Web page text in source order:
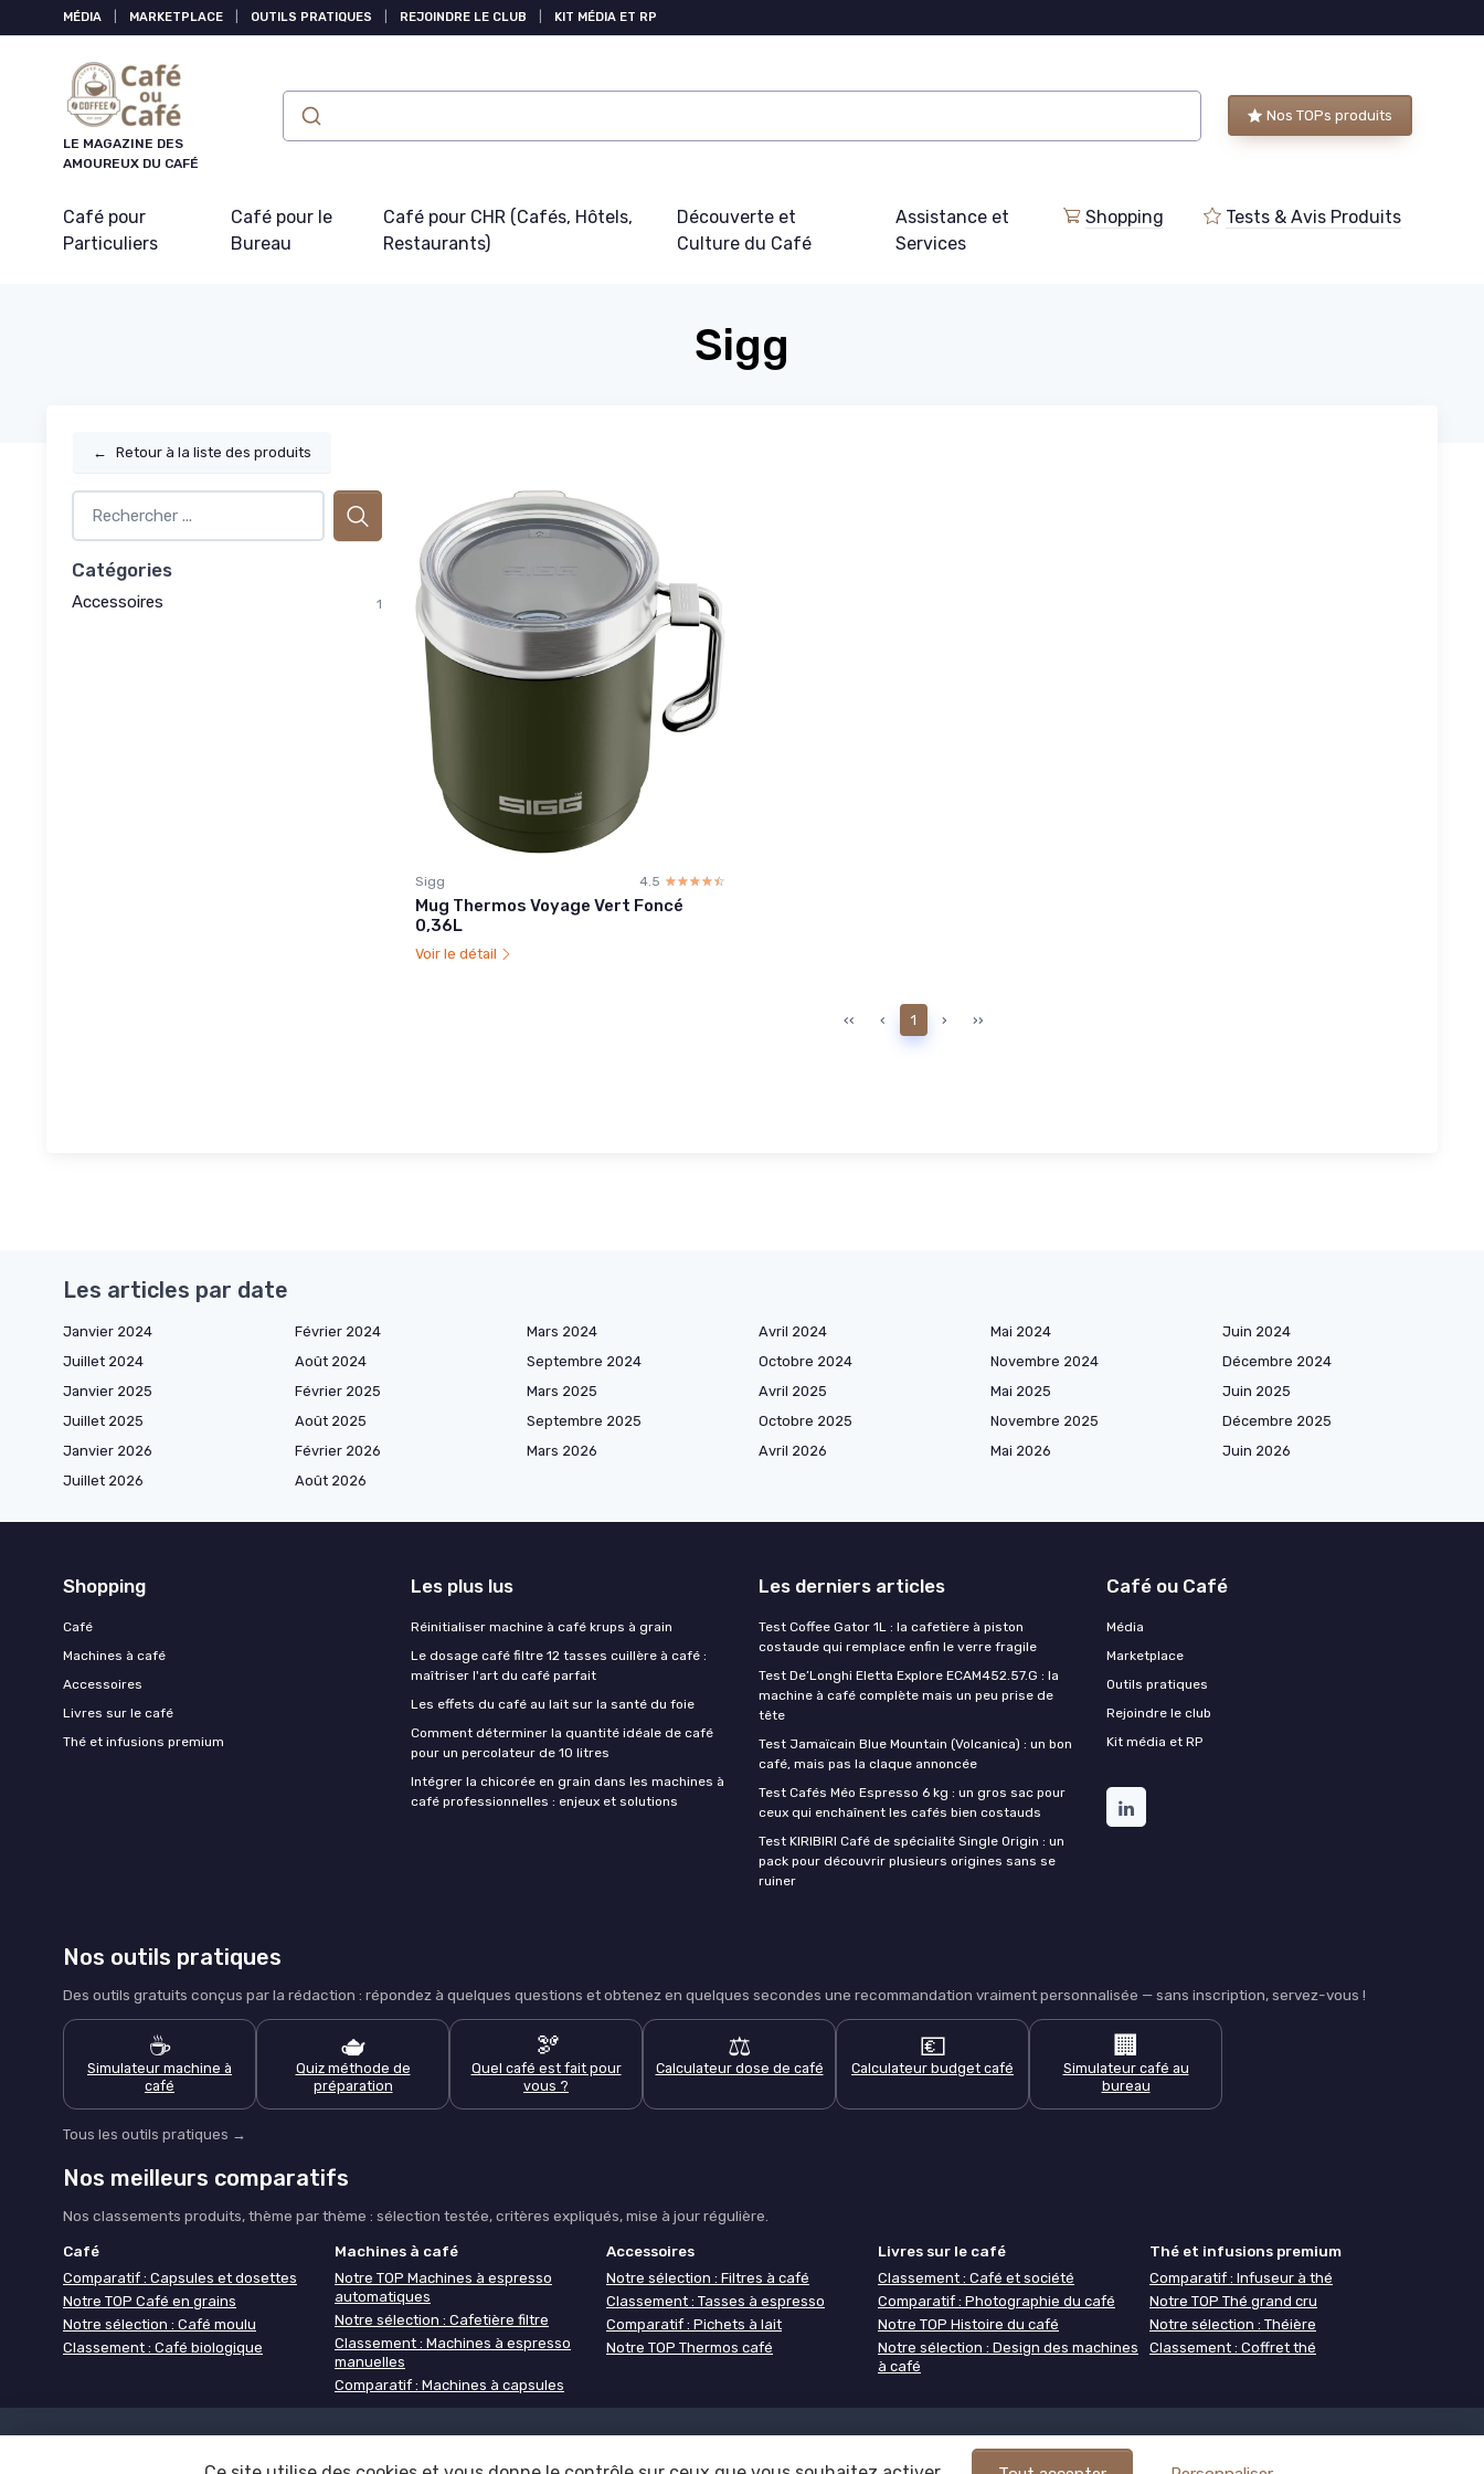
MÉDIA MARKETPLACE OUTILS PRATIQUES REJOINDRE LE CLUB KIT MÉDIA ET RP
LE MAGAZINE DES
AMOUREUX DU CAFÉ
Nos TOPs produits
Café pour
Particuliers
Café pour le
Bureau
Café pour CHR (Cafés, Hôtels,
Restaurants)
Découverte et
Culture du Café
Assistance et
Services
Shopping Tests & Avis Produits
Sigg
← Retour à la liste des produits
Catégories
Accessoires 1
Sigg 4.5 ☆☆☆☆☆
★★★★★
Mug Thermos Voyage Vert Foncé
0,36L
Voir le détail
‹‹ ‹ 1 › ››
Les articles par date
Janvier 2024 Février 2024 Mars 2024 Avril 2024 Mai 2024
Juin 2024
Juillet 2024
Août 2024 Septembre 2024 Octobre 2024 Novembre 2024
Décembre 2024
Janvier 2025
Février 2025 Mars 2025 Avril 2025 Mai 2025
Juin 2025
Juillet 2025
Août 2025 Septembre 2025 Octobre 2025 Novembre 2025
Décembre 2025
Janvier 2026
Février 2026 Mars 2026 Avril 2026 Mai 2026
Juin 2026
Juillet 2026
Août 2026
Shopping
Café
Machines à café
Accessoires
Livres sur le café
Thé et infusions premium
Les plus lus
Réinitialiser machine à café krups à grain
Le dosage café filtre 12 tasses cuillère à café :
maîtriser l'art du café parfait
Les effets du café au lait sur la santé du foie
Comment déterminer la quantité idéale de café
pour un percolateur de 10 litres
Intégrer la chicorée en grain dans les machines à
café professionnelles : enjeux et solutions
Les derniers articles
Test Coffee Gator 1L : la cafetière à piston
costaude qui remplace enfin le verre fragile
Test De’Longhi Eletta Explore ECAM452.57.G : la
machine à café complète mais un peu prise de
tête
Test Jamaïcain Blue Mountain (Volcanica) : un bon
café, mais pas la claque annoncée
Test Cafés Méo Espresso 6 kg : un gros sac pour
ceux qui enchaînent les cafés bien costauds
Test KIRIBIRI Café de spécialité Single Origin : un
pack pour découvrir plusieurs origines sans se
ruiner
Café ou Café
Média
Marketplace
Outils pratiques
Rejoindre le club
Kit média et RP
Nos outils pratiques
Des outils gratuits conçus par la rédaction : répondez à quelques questions et obtenez en quelques secondes une recommandation vraiment personnalisée — sans inscription, servez-vous !
☕
Simulateur machine à
café
🫖
Quiz méthode de
préparation
🫘
Quel café est fait pour
vous ?
⚖️
Calculateur dose de café
💶
Calculateur budget café
🏢
Simulateur café au
bureau
Tous les outils pratiques →
Nos meilleurs comparatifs
Nos classements produits, thème par thème : sélection testée, critères expliqués, mise à jour régulière.
Café
Comparatif : Capsules et dosettes
Notre TOP Café en grains
Notre sélection : Café moulu
Classement : Café biologique
Machines à café
Notre TOP Machines à espresso
automatiques
Notre sélection : Cafetière filtre
Classement : Machines à espresso
manuelles
Comparatif : Machines à capsules
Accessoires
Notre sélection : Filtres à café
Classement : Tasses à espresso
Comparatif : Pichets à lait
Notre TOP Thermos café
Livres sur le café
Classement : Café et société
Comparatif : Photographie du café
Notre TOP Histoire du café
Notre sélection : Design des machines
à café
Thé et infusions premium
Comparatif : Infuseur à thé
Notre TOP Thé grand cru
Notre sélection : Théière
Classement : Coffret thé
Panneau de gestion des cookies